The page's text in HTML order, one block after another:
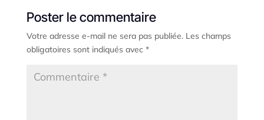
Poster le commentaire
Votre adresse e-mail ne sera pas publiée. Les champs
obligatoires sont indiqués avec *